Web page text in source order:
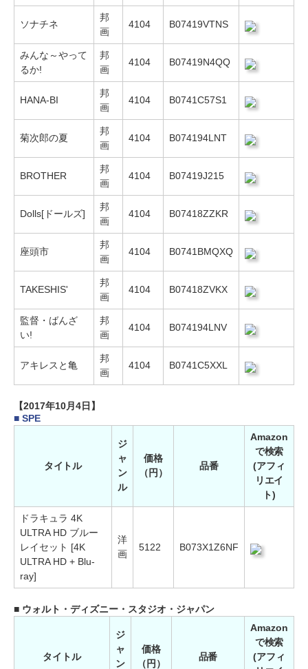
ソナチネ
邦
画
4104 B07419VTNS
みんな～やって
るか!
邦
画
4104 B07419N4QQ
HANA-BI
邦
画
4104 B0741C57S1
菊次郎の夏
邦
画
4104 B074194LNT
BROTHER
邦
画
4104 B07419J215
Dolls[ドールズ]
邦
画
4104 B07418ZZKR
座頭市
邦
画
4104 B0741BMQXQ
TAKESHIS'
邦
画
4104 B07418ZVKX
監督・ばんざ
い!
邦
画
4104 B074194LNV
アキレスと亀
邦
画
4104 B0741C5XXL
【2017年10月4日】
■ SPE
タイトル
ジ
ャ
ン
ル
価格
（円）
品番
Amazon
で検索
(アフィ
リエイ
ト)
ドラキュラ 4K
ULTRA HD ブルー
レイセット [4K
ULTRA HD + Blu-
ray]
洋
画
5122 B073X1Z6NF
■ ウォルト・ディズニー・スタジオ・ジャパン
タイトル
ジ
ャ
ン
価格
（円）
品番
Amazon
で検索
(アフィ